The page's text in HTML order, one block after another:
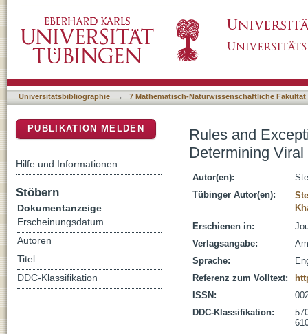
Universitätsbibliographie → 7 Mathematisch-Naturwissenschaftliche Fakultät
Rules and
Determining Viral
Autor(en):
Tübinger Autor(en):
Erschienen in:
Verlagsangabe:
Sprache:
Referenz zum Volltext:
ISSN:
DDC-Klassifikation:
PUBLIKATION MELDEN
Hilfe und Informationen
Stöbern
Dokumentanzeige
Erscheinungsdatum
Autoren
Titel
DDC-Klassifikation